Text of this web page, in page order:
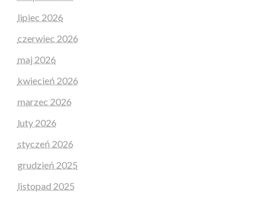
lipiec 2026
czerwiec 2026
maj 2026
kwiecień 2026
marzec 2026
luty 2026
styczeń 2026
grudzień 2025
listopad 2025